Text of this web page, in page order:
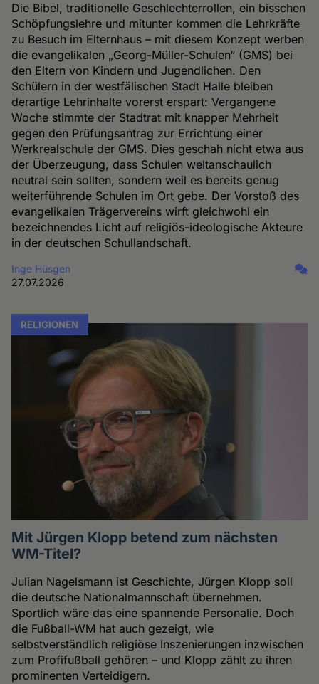
Die Bibel, traditionelle Geschlechterrollen, ein bisschen
Schöpfungslehre und mitunter kommen die Lehrkräfte
zu Besuch im Elternhaus – mit diesem Konzept werben
die evangelikalen „Georg-Müller-Schulen“ (GMS) bei
den Eltern von Kindern und Jugendlichen. Den
Schülern in der westfälischen Stadt Halle bleiben
derartige Lehrinhalte vorerst erspart: Vergangene
Woche stimmte der Stadtrat mit knapper Mehrheit
gegen den Prüfungsantrag zur Errichtung einer
Werkrealschule der GMS. Dies geschah nicht etwa aus
der Überzeugung, dass Schulen weltanschaulich
neutral sein sollten, sondern weil es bereits genug
weiterführende Schulen im Ort gebe. Der Vorstoß des
evangelikalen Trägervereins wirft gleichwohl ein
bezeichnendes Licht auf religiös-ideologische Akteure
in der deutschen Schullandschaft.
Inge Hüsgen
27.07.2026
RELIGIONEN
Mit Jürgen Klopp betend zum nächsten
WM-Titel?
Julian Nagelsmann ist Geschichte, Jürgen Klopp soll
die deutsche Nationalmannschaft übernehmen.
Sportlich wäre das eine spannende Personalie. Doch
die Fußball-WM hat auch gezeigt, wie
selbstverständlich religiöse Inszenierungen inzwischen
zum Profifußball gehören – und Klopp zählt zu ihren
prominenten Verteidigern.